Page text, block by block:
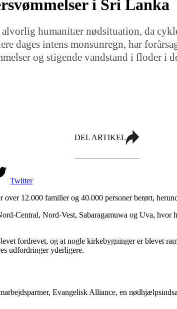
i Sri Lanka
alvorlig humanitær nødsituation, da
dages intens monsunregn, har
og stigende vandstand i floder i
DEL ARTIKEL
Twitter
12.000 familier og 40.000 personer berørt,
Central, Nord-Vest, Sabaragamuwa og Uva, hvor
fordrevet, og at nogle kirkebygninger er blevet
udfordringer yderligere.
Evangelisk Alliance, en